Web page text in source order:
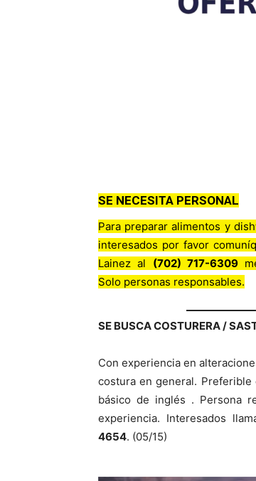
SE NECESITA PERSONAL
Para preparar alimentos y
interesados por favor
Lainez al (702) 717-6309
Solo personas responsables.
SE BUSCA COSTURERA /
Con experiencia en
costura en general. Preferible
básico de inglés . Persona
experiencia. Interesados
4654. (05/15)